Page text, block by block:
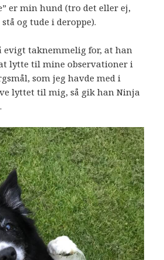
er min hund (tro det eller ej,
og tude i deroppe).
evigt taknemmelig for, at han
lytte til mine observationer i
som jeg havde med i
lyttet til mig, så gik han Ninja